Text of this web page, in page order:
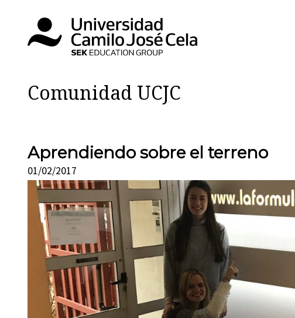
Comunidad UCJC
Aprendiendo sobre el terreno
01/02/2017